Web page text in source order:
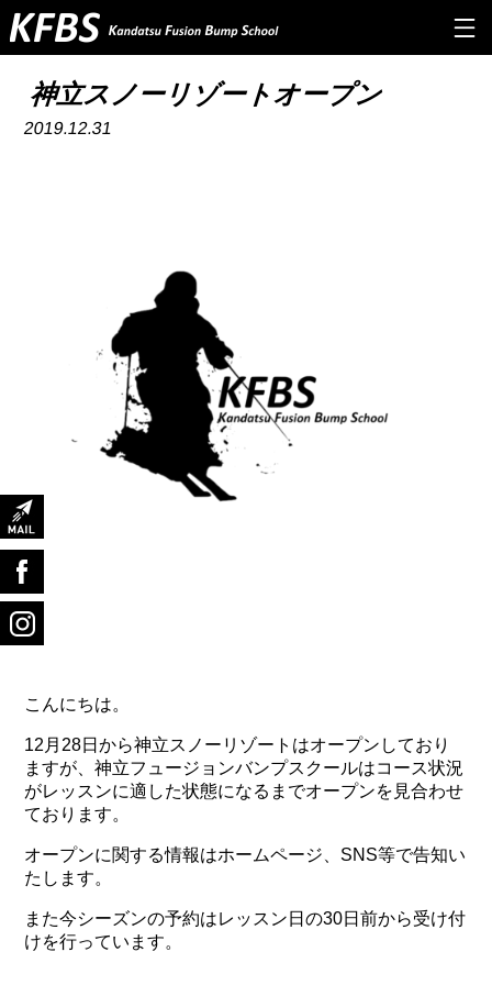
TOP
ABOUT US
NEWS&INFO
CONTACT
RESERVE
PRIVERCYPOLICY
神立スノーリゾートオープン
2019.12.31
こんにちは。
12月28日から神立スノーリゾートはオープンしており
ますが、神立フュージョンバンプスクールはコース状況
がレッスンに適した状態になるまでオープンを見合わせ
ております。
オープンに関する情報はホームページ、SNS等で告知い
たします。
また今シーズンの予約はレッスン日の30日前から受け付
けを行っています。